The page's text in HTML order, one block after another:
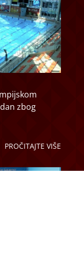
zbog
PROČITAJTE VIŠE